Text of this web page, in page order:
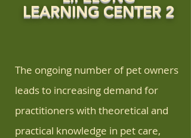
LEARNING CENTER 2
The ongoing number of pet owners
leads to increasing demand for
practitioners with theoretical and
practical knowledge in pet care,